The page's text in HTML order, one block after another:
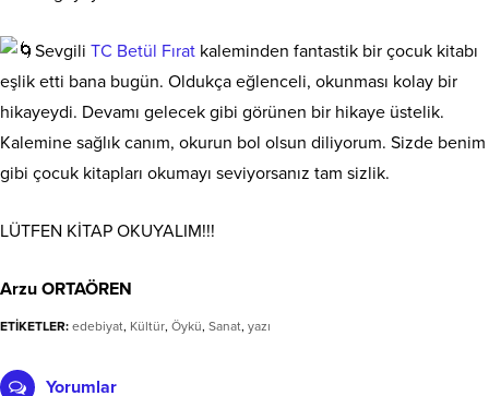
Sevgili TC Betül Fırat kaleminden fantastik bir çocuk kitabı
eşlik etti bana bugün. Oldukça eğlenceli, okunması kolay bir
hikayeydi. Devamı gelecek gibi görünen bir hikaye üstelik.
Kalemine sağlık canım, okurun bol olsun diliyorum. Sizde benim
gibi çocuk kitapları okumayı seviyorsanız tam sizlik.
LÜTFEN KİTAP OKUYALIM!!!
Arzu ORTAÖREN
ETİKETLER: edebiyat, Kültür, Öykü, Sanat, yazı
Yorumlar